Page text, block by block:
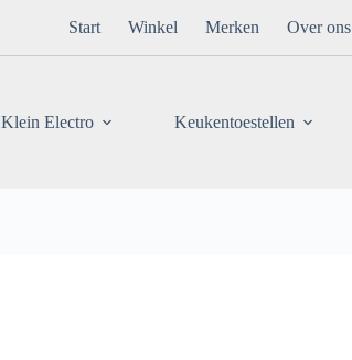
Start Winkel Merken Over ons
Klein Electro Keukentoestellen